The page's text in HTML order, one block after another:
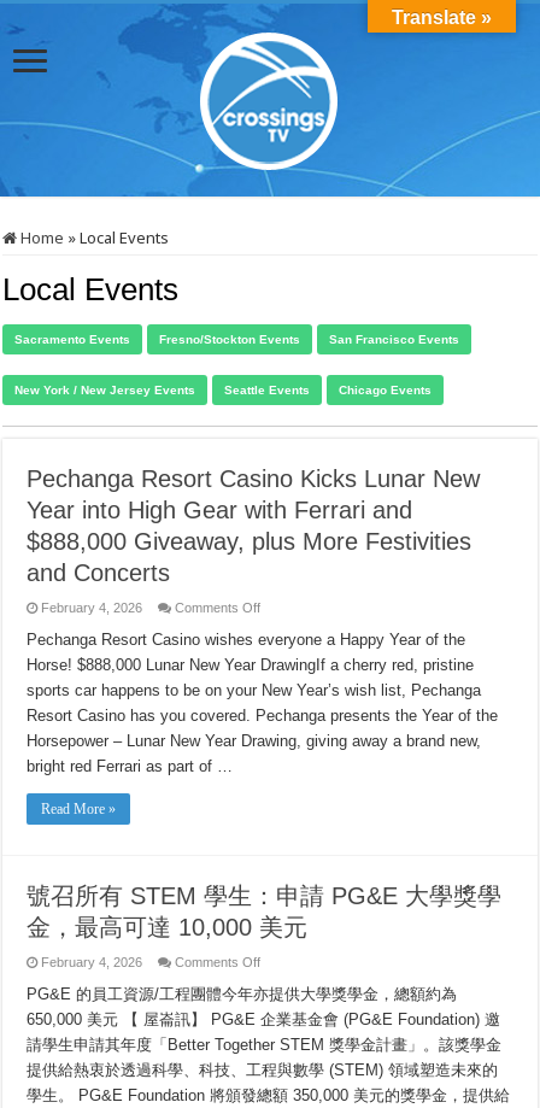
Home »Local Events
Local Events
Sacramento Events Fresno/Stockton Events San Francisco Events
New York / New Jersey Events Seattle Events Chicago Events
Pechanga Resort Casino Kicks Lunar New
Year into High Gear with Ferrari and
$888,000 Giveaway, plus More Festivities
and Concerts
February 4, 2026 Comments Offon
Resort
Casino
Kicks
New
Year
into
High
Gear
Concerts
Pechanga Resort Casino wishes everyone a Happy Year of the
Horse! $888,000 Lunar New Year DrawingIf a cherry red, pristine
sports car happens to be on your New Year’s wish list, Pechanga
Resort Casino has you covered. Pechanga presents the Year of the
Horsepower – Lunar New Year Drawing, giving away a brand new,
bright red Ferrari as part of …
Read More »
號召所有 STEM 學生：申請 PG&E 大學獎學
金，最高可達 10,000 美元
February 4, 2026 Comments Offon
召
所
有
STEM
學
生：
申
PG&E 的員工資源/工程團體今年亦提供大學獎學金，總額約為
650,000 美元 【 屋崙訊】 PG&E 企業基金會 (PG&E Foundation) 邀
請學生申請其年度「Better Together STEM 獎學金計畫」。該獎學金
提供給熱衷於透過科學、科技、工程與數學 (STEM) 領域塑造未來的
學生。 PG&E Foundation 將頒發總額 350,000 美元的獎學金，提供給
Translate »